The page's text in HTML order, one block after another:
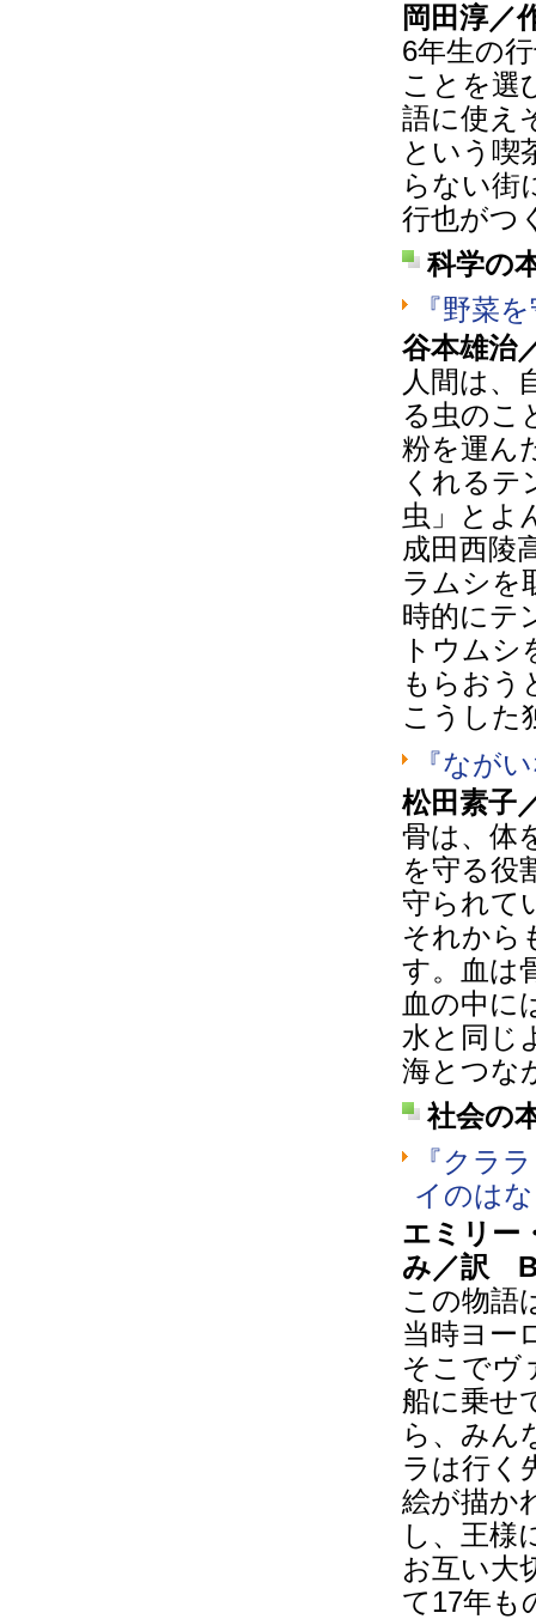
岡田淳
6年生の
ことを選
語に使え
という喫
らない街
行也がつ
科学の
『野菜
谷本雄治
人間は、
る虫のこ
粉を運ん
くれるテ
虫」とよ
成田西陵
ラムシを
時的にテ
トウム
もらおう
こうした
『なが
松田素子
骨は、体
を守る役
守られて
それから
す。血は
血の中に
水と同じ
海とつな
社会の
『クラ
イのは
エミリー
み／訳
この物語
当時ヨー
そこでヴ
船に乗せ
ら、みん
ラは行く
絵が描か
し、王様
お互い大
て17年も